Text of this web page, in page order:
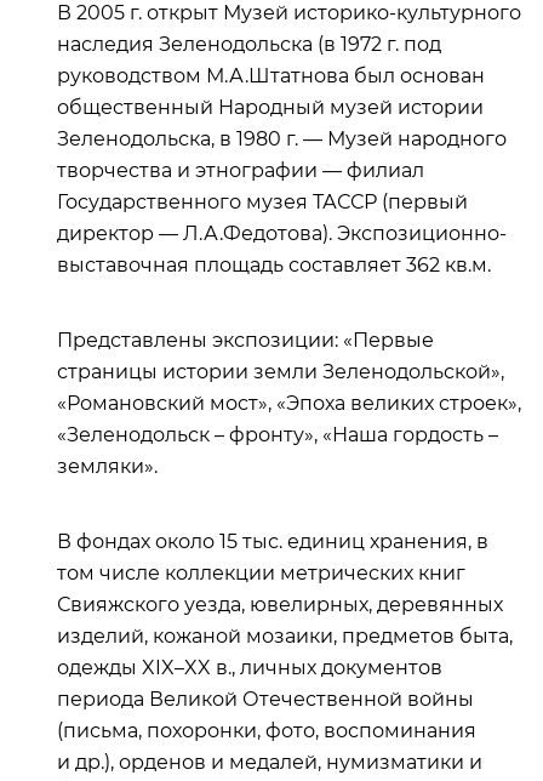
В 2005 г. открыт Музей историко-культурного
наследия Зеленодольска (в 1972 г. под
руководством М.А.Штатнова был основан
общественный Народный музей истории
Зеленодольска, в 1980 г. — Музей народного
творчества и этнографии — филиал
Государственного музея ТАССР (первый
директор — Л.А.Федотова). Экспозиционно-
выставочная площадь составляет 362 кв.м.
Представлены экспозиции: «Первые
страницы истории земли Зеленодольской»,
«Романовский мост», «Эпоха великих строек»,
«Зеленодольск – фронту», «Наша гордость –
земляки».
В фондах около 15 тыс. единиц хранения, в
том числе коллекции метрических книг
Свияжского уезда, ювелирных, деревянных
изделий, кожаной мозаики, предметов быта,
одежды XIX–XX в., личных документов
периода Великой Отечественной войны
(письма, похоронки, фото, воспоминания
и др.), орденов и медалей, нумизматики и